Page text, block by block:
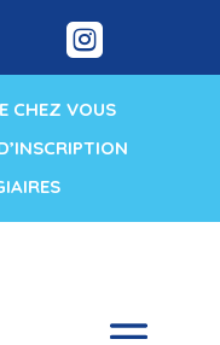

CHEZ VOUS